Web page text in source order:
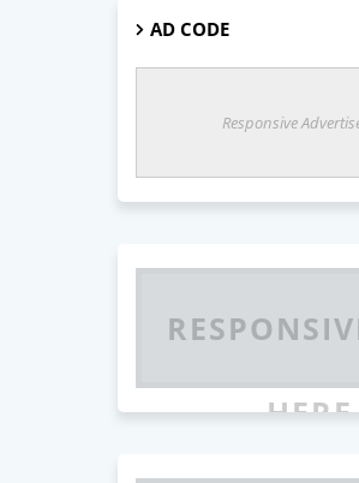
AD CODE
Responsive
HERE